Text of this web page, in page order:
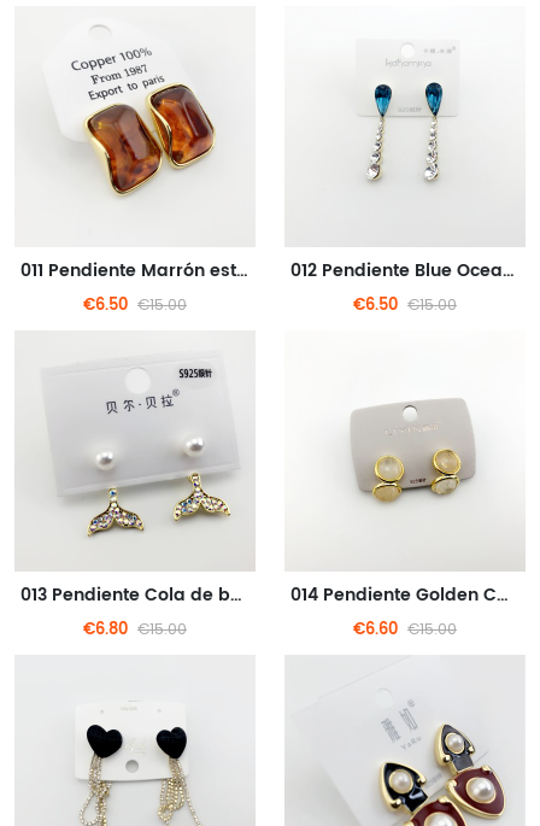
011 Pendiente Marrón estilo de gema translúcida
€6.50 €15.00
012 Pendiente Blue Ocean Gem estilo
€6.50 €15.00
013 Pendiente Cola de ballena Dorado Diamante
€6.80 €15.00
014 Pendiente Golden Cat's Eye Fashion estilo de negocios
€6.60 €15.00